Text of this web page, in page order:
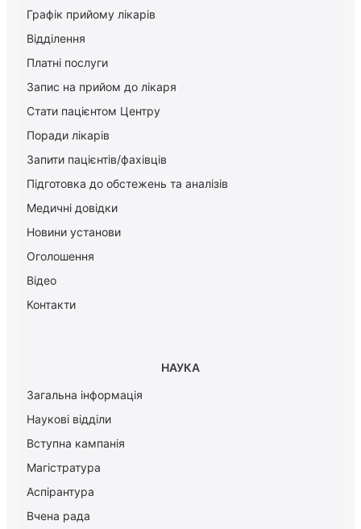
Графік прийому лікарів
Відділення
Платні послуги
Запис на прийом до лікаря
Стати пацієнтом Центру
Поради лікарів
Запити пацієнтів/фахівців
Підготовка до обстежень та аналізів
Медичні довідки
Новини установи
Оголошення
Відео
Контакти
НАУКА
Загальна інформація
Наукові відділи
Вступна кампанія
Магістратура
Аспірантура
Вчена рада